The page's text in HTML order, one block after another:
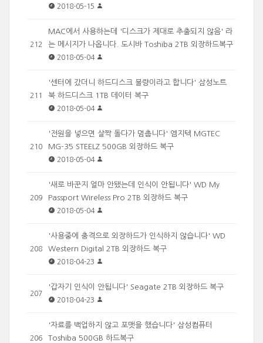
2018-05-15
212
MAC에서 사용하는데 '디스크가 제대로 추출되지 않음' 라
는 메시지가 나옵니다. 도시바 Toshiba 2TB 외장하드복구
2018-05-04
211
'센터에 갔더니 하드디스크 불량이라고 합니다' 삼성노트
북 하드디스크 1TB 데이터 복구
2018-05-04
210
'전원을 넣으면 살짝 돌다가 멈춥니다' 엠지텍 MGTEC
MG-35 STEELZ 500GB 외장하드 복구
2018-05-04
209
'새로 바꾼지 얼마 안됐는데 인식이 안됩니다' WD My
Passport Wireless Pro 2TB 외장하드 복구
2018-05-04
208
'사용중에 충격으로 외장하드가 인식하지 않습니다' WD
Western Digital 2TB 외장하드 복구
2018-04-23
207
'갑자기 인식이 안됩니다' Seagate 2TB 외장하드 복구
2018-04-23
206
'자료를 백업하지 않고 포맷을 했습니다' 삼성컴퓨터
Toshiba 500GB 하드복구